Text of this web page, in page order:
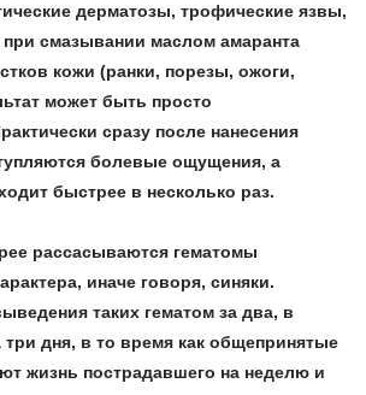
дерматозы, трофические язвы,
при смазывании маслом амаранта
кожи (ранки, порезы, ожоги,
может быть просто
сразу после нанесения
болевые ощущения, а
быстрее в несколько раз.
рассасываются гематомы
иначе говоря, синяки.
таких гематом за два, в
три дня, в то время как общепринятые
жизнь пострадавшего на неделю и